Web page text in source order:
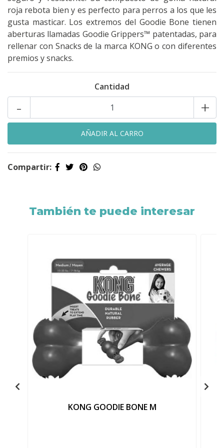
roja rebota bien y es perfecto para perros a los que les
gusta masticar. Los extremos del Goodie Bone tienen
aberturas llamadas Goodie Grippers™ patentadas, para
rellenar con Snacks de la marca KONG o con diferentes
premios y snacks.
Cantidad
+
-
Compartir:
También te puede interesar
KONG GOODIE BONE M